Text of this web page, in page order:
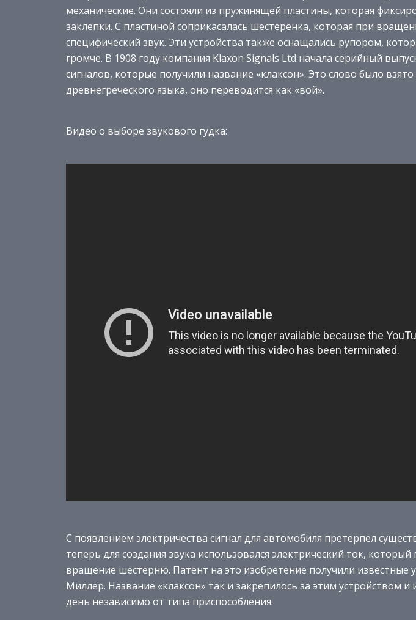
механические. Они состояли из пружинящей пластины, которая
заклепки. С пластиной соприкасалась шестеренка, которая при
специфический звук. Эти устройства также оснащались рупором,
громче. В 1908 году компания Klaxon Signals Ltd начала серийный
сигналов, которые получили название «клаксон». Это слово было взято
древнегреческого языка, оно переводится как «вой».
Видео о выборе звукового гудка:
С появлением электричества сигнал для автомобиля претерпел
теперь для создания звука использовался электрический ток,
вращение шестерню. Патент на это изобретение получили известные
Миллер. Название «клаксон» так и закрепилось за этим устройством и
день независимо от типа приспособления.